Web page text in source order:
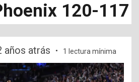
120-117
años atrás 1 lectura mínima